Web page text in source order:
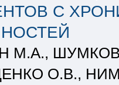
С
М.А.,
О.В.,